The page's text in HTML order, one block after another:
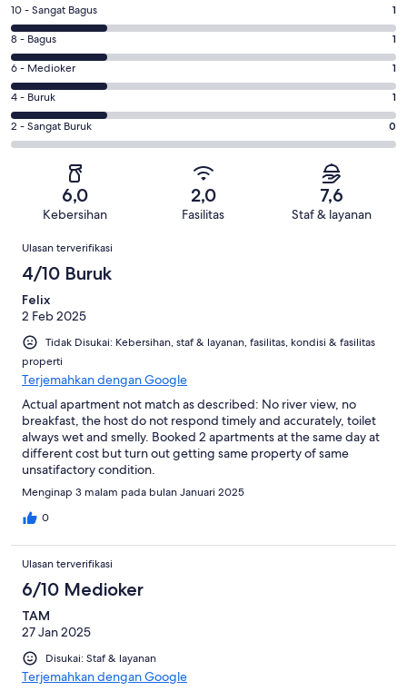
Penilaian
10
-
Sangat
Bagus.
dari
4
10 - Sangat Bagus 1
Penilaian
8
-
Bagus.
1
dari
4
8 - Bagus 1
Penilaian
6
-
Medioker.
1
6 - Medioker 1
Penilaian
4
-
4 - Buruk 1
Penilaian
2
dari
ulasan
2 - Sangat Buruk 0
6,0
Kebersihan
2,0
Fasilitas
7,6
Staf & layanan
Ulasan
Ulasan terverifikasi
4/10 Buruk
Felix
2 Feb 2025
Tidak Disukai: Kebersihan, staf & layanan, fasilitas, kondisi & fasilitas
properti
Terjemahkan dengan Google
Actual apartment not match as described: No river view, no
breakfast, the host do not respond timely and accurately, toilet
always wet and smelly. Booked 2 apartments at the same day at
different cost but turn out getting same property of same
unsatifactory condition.
Menginap 3 malam pada bulan Januari 2025
0
Ulasan terverifikasi
6/10 Medioker
TAM
27 Jan 2025
Disukai: Staf & layanan
Terjemahkan dengan Google